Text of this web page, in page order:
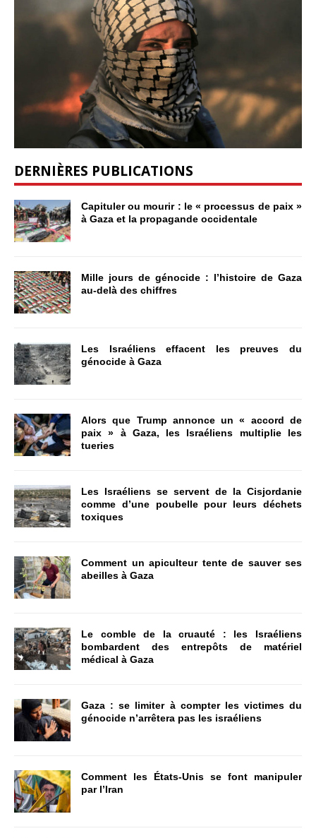
DERNIÈRES PUBLICATIONS
Capituler ou mourir : le « processus de paix »
à Gaza et la propagande occidentale
Mille jours de génocide : l’histoire de Gaza
au-delà des chiffres
Les Israéliens effacent les preuves du
génocide à Gaza
Alors que Trump annonce un « accord de
paix » à Gaza, les Israéliens multiplie les
tueries
Les Israéliens se servent de la Cisjordanie
comme d’une poubelle pour leurs déchets
toxiques
Comment un apiculteur tente de sauver ses
abeilles à Gaza
Le comble de la cruauté : les Israéliens
bombardent des entrepôts de matériel
médical à Gaza
Gaza : se limiter à compter les victimes du
génocide n’arrêtera pas les israéliens
Comment les États-Unis se font manipuler
par l’Iran